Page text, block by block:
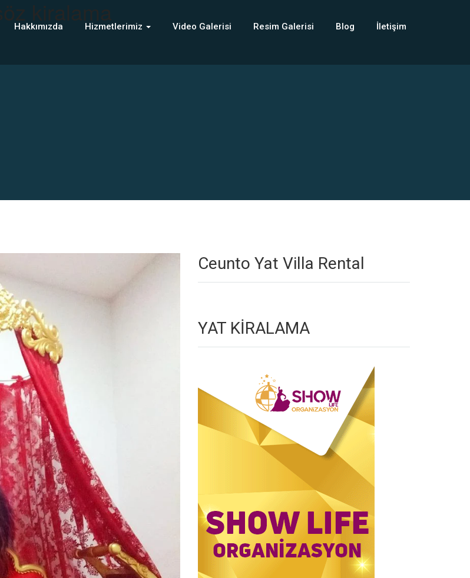
Hakkımızda Hizmetlerimiz Video Galerisi Resim Galerisi Blog İletişim
kiralama
Ceunto Yat Villa Rental
YAT KİRALAMA